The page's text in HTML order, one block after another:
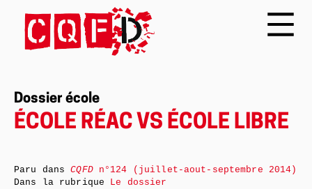
Dossier école
ÉCOLE RÉAC VS ÉCOLE LIBRE
Paru dansCQFDn°124 (juillet-aout-septembre 2014)
Dans la rubrique Le dossier